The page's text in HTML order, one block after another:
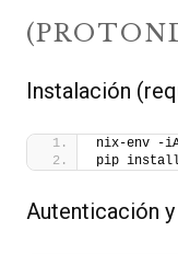
Instalación
nix-env -
pip
Autenticación y